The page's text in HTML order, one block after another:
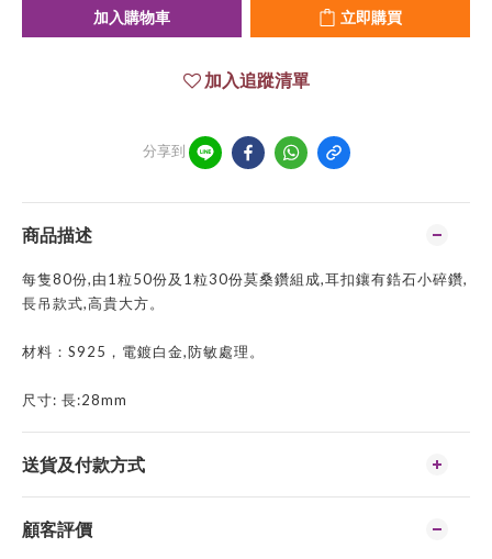
加入購物車 立即購買
加入追蹤清單
分享到
商品描述
每隻80份,由1粒50份及1粒30份莫桑鑽組成,耳扣鑲有鋯石小碎鑽,
長吊款式,高貴大方。
材料：S925，電鍍白金,防敏處理。
尺寸: 長:28mm
送貨及付款方式
顧客評價